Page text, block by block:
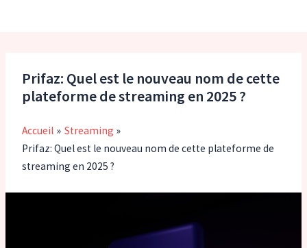
Prifaz: Quel est le nouveau nom de cette
plateforme de streaming en 2025 ?
Accueil
Streaming
Prifaz: Quel est le nouveau nom de cette plateforme de
streaming en 2025 ?